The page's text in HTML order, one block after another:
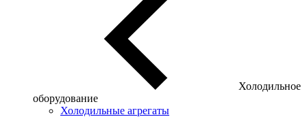
Холодильное
оборудование
Холодильные агрегаты